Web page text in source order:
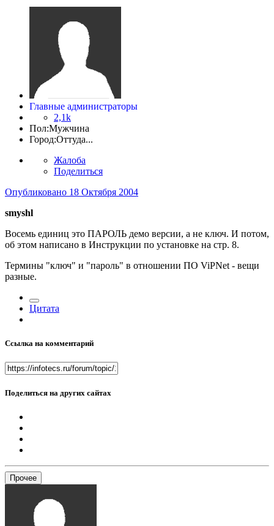
Главные администраторы
2,1k
Пол:Мужчина
Город:Оттуда...
Жалоба
Поделиться
Опубликовано 18 Октября 2004
smyshl
Восемь единиц это ПАРОЛЬ демо версии, а не ключ. И потом,
об этом написано в Инструкции по установке на стр. 8.
Термины "ключ" и "пароль" в отношении ПО ViPNet - вещи
разные.
Цитата
Ссылка на комментарий
Поделиться на других сайтах
Прочее